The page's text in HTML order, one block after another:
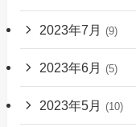
2023年7月 (9)
2023年6月 (5)
2023年5月 (10)